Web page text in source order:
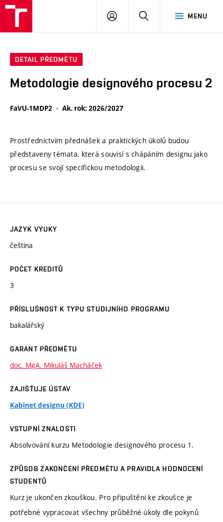
MENU
PŘIHLÁSIT
DETAIL PŘEDMĚTU
Metodologie designového procesu 2
FaVU-1MDP2 Ak. rok: 2026/2027
Prostřednictvím přednášek a praktických úkolů budou
představeny témata, která souvisí s chápáním designu jako
procesu se svojí specifickou metodologii.
JAZYK VÝUKY
čeština
POČET KREDITŮ
3
PŘÍSLUŠNOST K TYPU STUDIJNÍHO PROGRAMU
bakalářský
GARANT PŘEDMĚTU
doc. MgA. Mikuláš Macháček
ZAJIŠŤUJE ÚSTAV
Kabinet designu (KDE)
VSTUPNÍ ZNALOSTI
Absolvování kurzu Metodologie designového procesu 1.
ZPŮSOB ZAKONČENÍ PŘEDMĚTU A PRAVIDLA HODNOCENÍ
STUDENTŮ
Kurz je ukončen zkouškou. Pro připuštění ke zkoušce je
potřebné vypracovat všechny průběžné úkoly dle pokynů